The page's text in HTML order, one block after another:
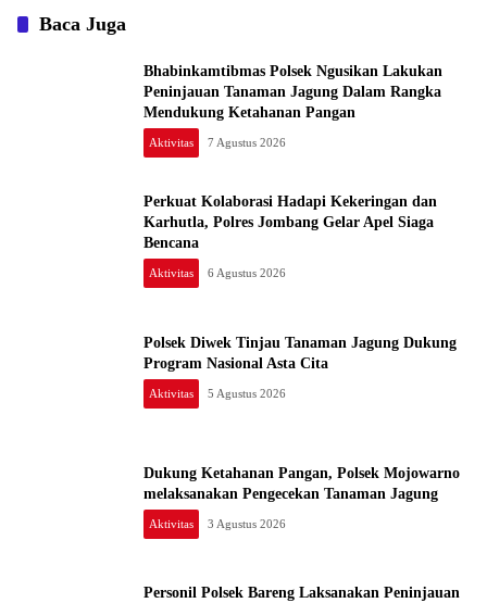
Baca Juga
Bhabinkamtibmas Polsek Ngusikan Lakukan
Peninjauan Tanaman Jagung Dalam Rangka
Mendukung Ketahanan Pangan
Aktivitas 7 Agustus 2026
Perkuat Kolaborasi Hadapi Kekeringan dan
Karhutla, Polres Jombang Gelar Apel Siaga
Bencana
Aktivitas 6 Agustus 2026
Polsek Diwek Tinjau Tanaman Jagung Dukung
Program Nasional Asta Cita
Aktivitas 5 Agustus 2026
Dukung Ketahanan Pangan, Polsek Mojowarno
melaksanakan Pengecekan Tanaman Jagung
Aktivitas 3 Agustus 2026
Personil Polsek Bareng Laksanakan Peninjauan